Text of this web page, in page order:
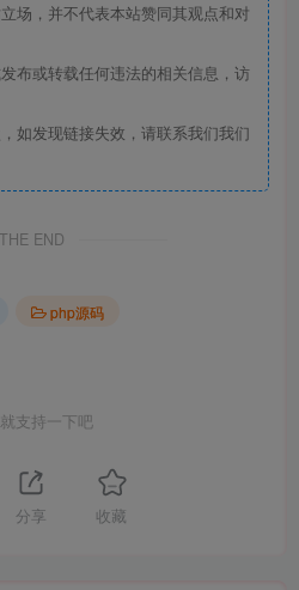
场，并不代表本站赞同其观点和对
布或转载任何违法的相关信息，访
如发现链接失效，请联系我们我们
THE END
php源码
支持一下吧
分享 收藏